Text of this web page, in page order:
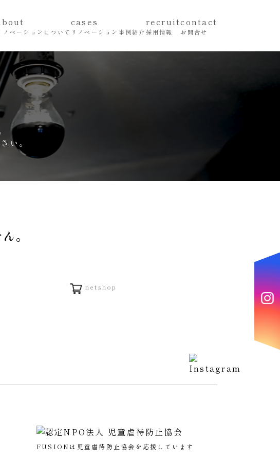
ノベーションについて
cases
リノベーション事例紹介
recruit
採用情報
contact
お問合せ
い。
。
netshop
FUSIONは児童虐待防止協会を応援しています